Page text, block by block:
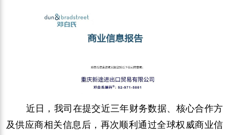
近日，我司在提交近三年财务数据、核心合作方
及供应商相关信息后，再次顺利通过全球权威商业信